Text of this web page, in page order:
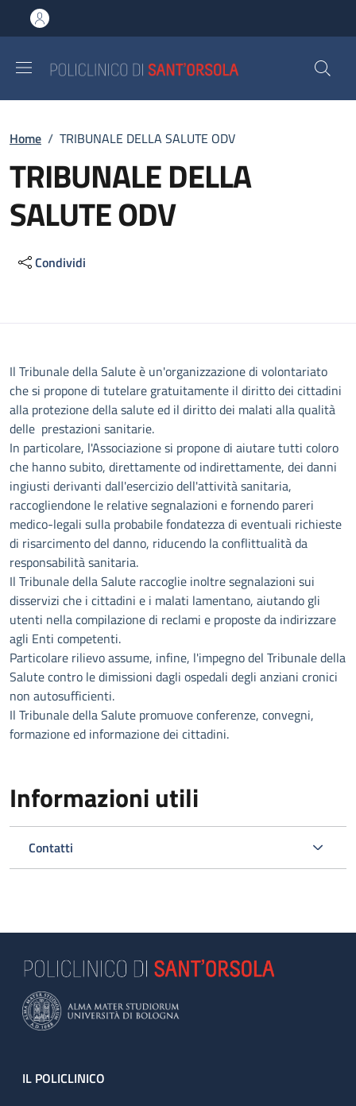
al contenuto principale
to footer content
Briciole di pane
Home / TRIBUNALE DELLA SALUTE ODV
TRIBUNALE DELLA
SALUTE ODV
Condividi
Descrizione
Il Tribunale della Salute è un'organizzazione di volontariato
che si propone di tutelare gratuitamente il diritto dei cittadini
alla protezione della salute ed il diritto dei malati alla qualità
delle prestazioni sanitarie.
In particolare, l'Associazione si propone di aiutare tutti coloro
che hanno subito, direttamente od indirettamente, dei danni
ingiusti derivanti dall'esercizio dell'attività sanitaria,
raccogliendone le relative segnalazioni e fornendo pareri
medico-legali sulla probabile fondatezza di eventuali richieste
di risarcimento del danno, riducendo la conflittualità da
responsabilità sanitaria.
Il Tribunale della Salute raccoglie inoltre segnalazioni sui
disservizi che i cittadini e i malati lamentano, aiutando gli
utenti nella compilazione di reclami e proposte da indirizzare
agli Enti competenti.
Particolare rilievo assume, infine, l'impegno del Tribunale della
Salute contro le dimissioni dagli ospedali degli anziani cronici
non autosufficienti.
Il Tribunale della Salute promuove conferenze, convegni,
formazione ed informazione dei cittadini.
Informazioni utili
Contatti
Footer
IL POLICLINICO